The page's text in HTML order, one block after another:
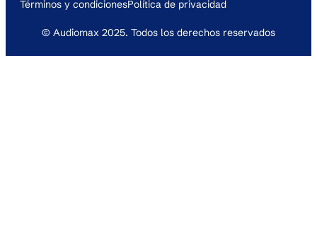
© Audiomax 2025. Todos los derechos reservados
Términos y condicionesPolítica de privacidad